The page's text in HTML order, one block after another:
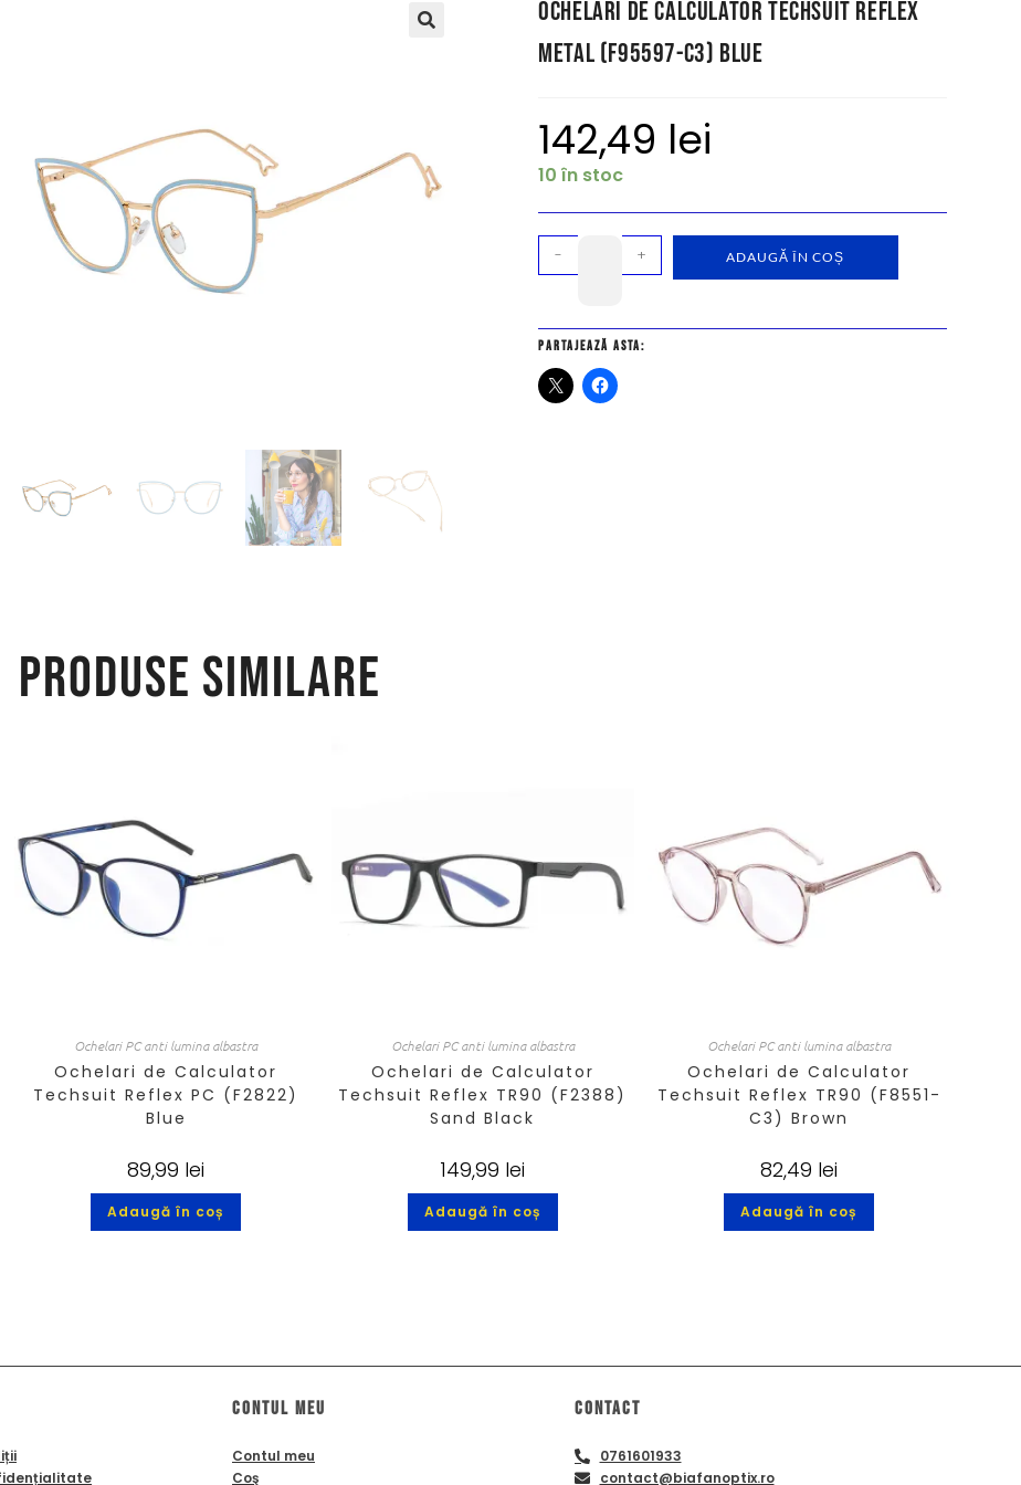
Ochelari de Calculator Techsuit Reflex
Metal (F95597-C3) Blue
142,49 lei
10 în stoc
- + ADAUGĂ ÎN COȘ
Partajează asta:
Produse similare
Ochelari PC anti lumina albastra
Ochelari de Calculator
Techsuit Reflex PC (F2822)
Blue
89,99 lei
Adaugă în coș
Ochelari PC anti lumina albastra
Ochelari de Calculator
Techsuit Reflex TR90 (F2388)
Sand Black
149,99 lei
Adaugă în coș
Ochelari PC anti lumina albastra
Ochelari de Calculator
Techsuit Reflex TR90 (F8551-
C3) Brown
82,49 lei
Adaugă în coș
Contul meu
Contul meu
Coş
Contact
0761601933
contact@biafanoptix.ro